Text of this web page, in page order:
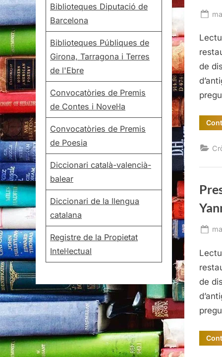
de
de
Biblioteques Diputació de
Barcelona
Biblioteques Públiques de
Girona, Tarragona i Terres
de l'Ebre
Convocatòries de Premis
de Contes i Novel·la
Convocatòries de Premis
de Poesia
Diccionari català-valencià-
balear
Diccionari de la llengua
catalana
Registre de la Propietat
Intel·lectual